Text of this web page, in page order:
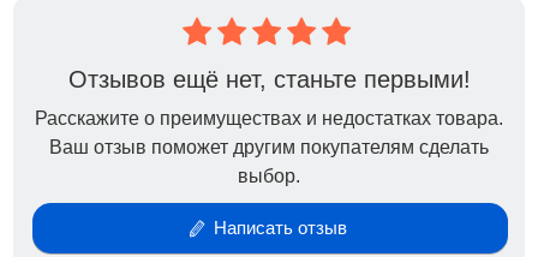
Отзывов ещё нет, станьте первыми!
Расскажите о преимуществах и недостатках товара.
Ваш отзыв поможет другим покупателям сделать
выбор.
Написать отзыв